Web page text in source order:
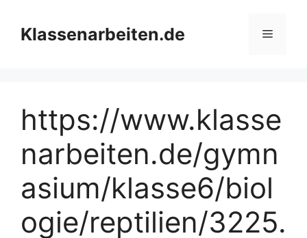
Inhalt
springenKlassenarbeiten.de Menü
https://www.klasse
narbeiten.de/gymn
asium/klasse6/biol
ogie/reptilien/3225.